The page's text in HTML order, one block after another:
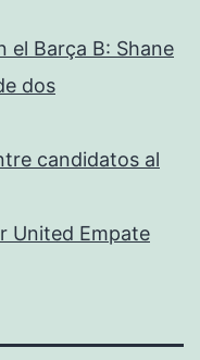
el Barça B: Shane
dos
candidatos al
United Empate